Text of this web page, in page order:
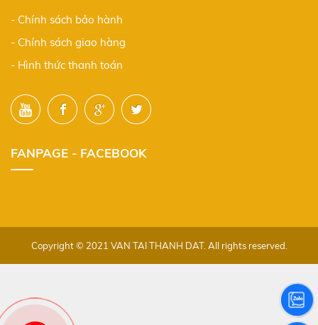
- Chính sách bảo hành
- Chính sách giao hàng
- Hình thức thanh toán
FANPAGE - FACEBOOK
Copyright © 2021 VAN TAI THANH DAT. All rights reserved.